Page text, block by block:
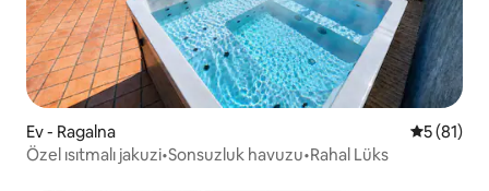
Ev - Ragalna 55 (81)
Özel ısıtmalı jakuzi•Sonsuzluk havuzu•Rahal Lüks